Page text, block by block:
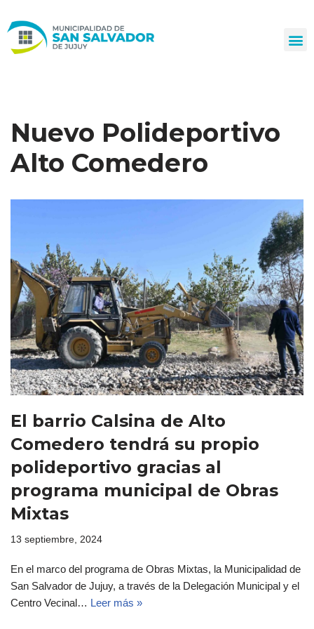
al
Nuevo Polideportivo
Alto Comedero
El barrio Calsina de Alto
Comedero tendrá su propio
polideportivo gracias al
programa municipal de Obras
Mixtas
13 septiembre, 2024
En el marco del programa de Obras Mixtas, la Municipalidad de
San Salvador de Jujuy, a través de la Delegación Municipal y el
Centro Vecinal… Leer más »